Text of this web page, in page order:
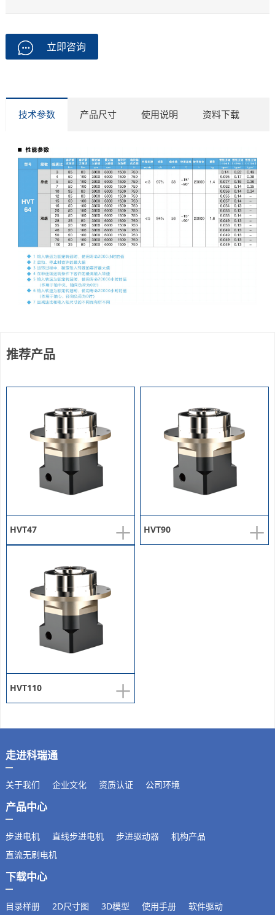
立即咨询
技术参数 产品尺寸 使用说明 资料下载
推荐产品
+
HVT47 +
HVT90
+
HVT110
走进科瑞通
关于我们 企业文化 资质认证 公司环境
产品中心
步进电机 直线步进电机 步进驱动器
机构产品
直流无刷电机
下载中心
目录样册 2D尺寸图 3D模型 使用手册 软件驱动